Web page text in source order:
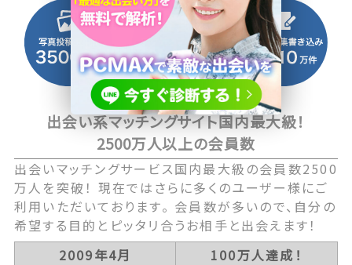
出会い系マッチングサイト国内最大級！
2500万人以上の会員数
出会いマッチングサービス国内最大級の会員数2500
万人を突破！ 現在ではさらに多くのユーザー様にご
利用いただいております。 会員数が多いので、自分の
希望する目的とピッタリ合うお相手と出会えます！
2009年4月
100万人達成！